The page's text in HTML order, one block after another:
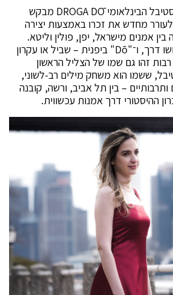
85 שנה לאחר מכן, הפסטיבל הבינלאומי DROGA DŌ מבקש
מחדש את זכרו באמצעות יצירה
אמנים מישראל, יפן, פולין וליטא.
"Droga" בפולנית פירושו דרך, ו־"Dō" ביפנית – שביל או עקרון
זהו גם שמו של הצליל הראשון
ששמו הוא משחק מילים רב-לשוני,
ותרבותיים – בין תל אביב, ורשה, קובנה
ההיסטורי דרך אמנות עכשווית.